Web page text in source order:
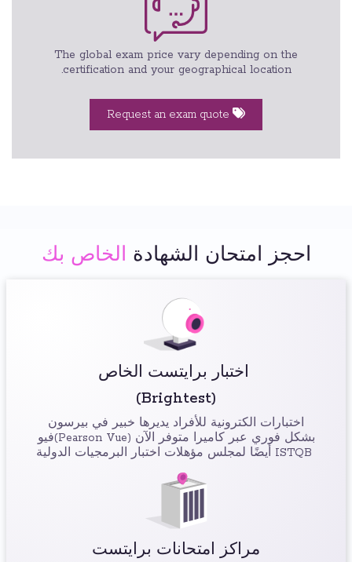
The global exam price vary depending on the
certification and your geographical location.
احجز امتحان الشهادة الخاص بك
(Brightest)
اختبارات الكترونية للأفراد يديرها خبير في بيرسون
فيو(Pearson Vue) بشكل فوري عبر كاميرا متوفر الآن
أيضًا لمجلس مؤهلات اختبار البرمجيات الدولية ISTQB
مراكز امتحانات برايتست